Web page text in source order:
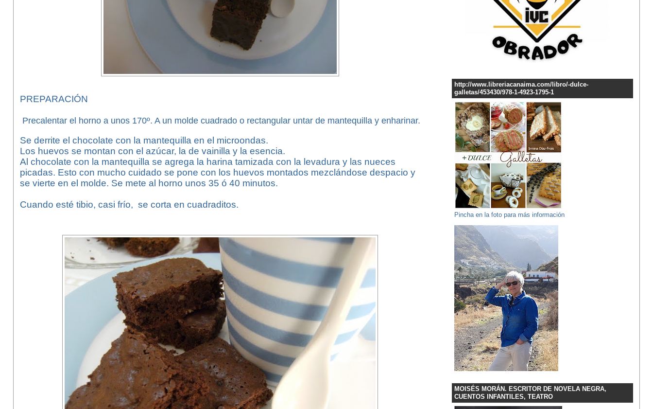
PREPARACIÓN
Precalentar el horno a unos 170º. A un molde cuadrado o rectangular untar de mantequilla y enharinar.
Se derrite el chocolate con la mantequilla en el microondas.
Los huevos se montan con el azúcar, la de vainilla y la esencia.
Al chocolate con la mantequilla se agrega la harina tamizada con la levadura y las nueces
picadas. Esto con mucho cuidado se pone con los huevos montados mezclándose despacio y
se vierte en el molde. Se mete al horno unos 35 ó 40 minutos.
Cuando esté tibio, casi frío, se corta en cuadraditos.
http://www.libreriacanaima.com/libro/-dulce-
galletas/453430/978-1-4923-1795-1
Pincha en la foto para más información
MOISÉS MORÁN. ESCRITOR DE NOVELA NEGRA,
CUENTOS INFANTILES, TEATRO